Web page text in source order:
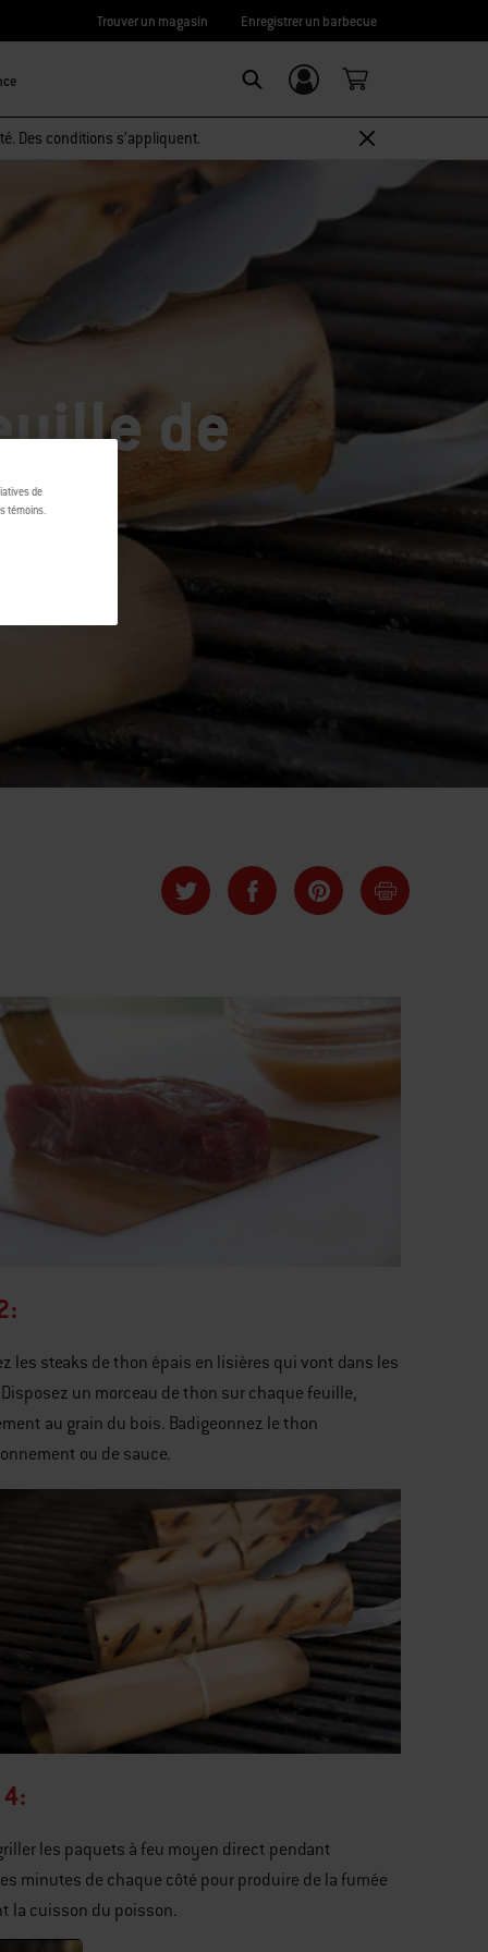
Trouver un magasin Enregistrer un barbecue
Connexion/
Inscription
Des conditions s’appliquent.
de
les steaks de thon épais en lisières qui vont dans les
un morceau de thon sur chaque feuille,
au grain du bois. Badigeonnez le thon
ou de sauce.
les paquets à feu moyen direct pendant
minutes de chaque côté pour produire de la fumée
la cuisson du poisson.
de
témoins.